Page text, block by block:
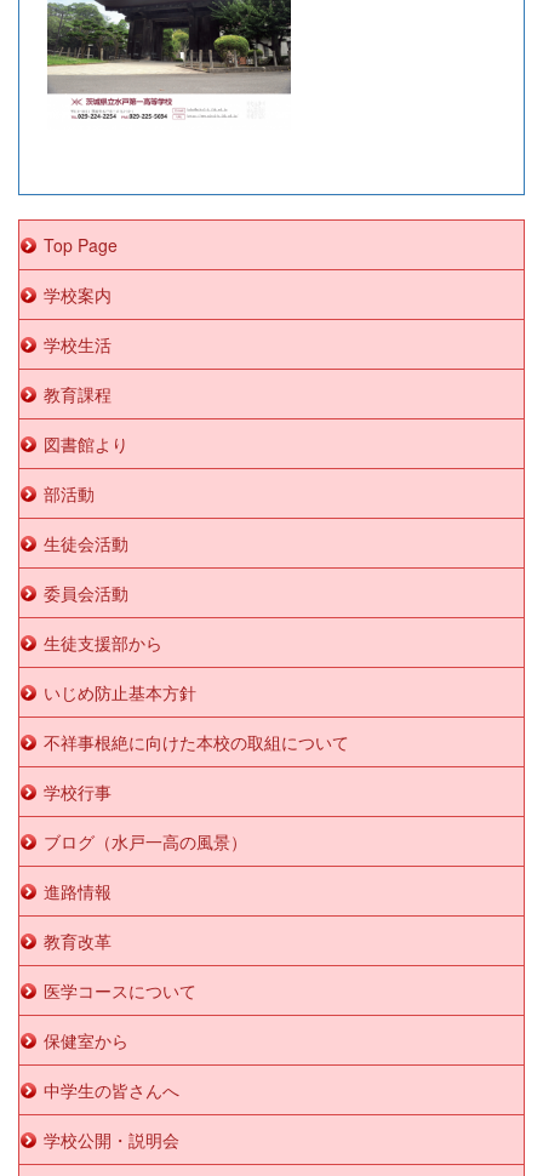
Top Page
学校案内
学校生活
教育課程
図書館より
部活動
生徒会活動
委員会活動
生徒支援部から
いじめ防止基本方針
不祥事根絶に向けた本校の取組について
学校行事
ブログ（水戸一高の風景）
進路情報
教育改革
医学コースについて
保健室から
中学生の皆さんへ
学校公開・説明会